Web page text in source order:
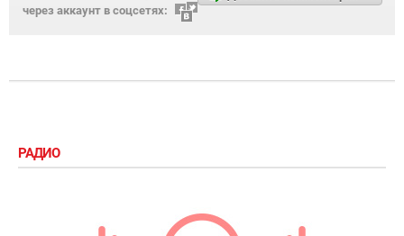
через аккаунт в соцсетях:
РАДИО